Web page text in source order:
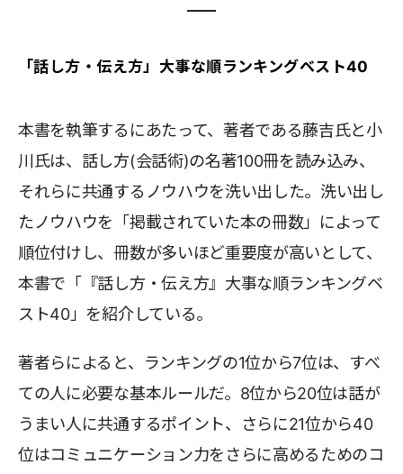
「話し方・伝え方」大事な順ランキングベスト40
本書を執筆するにあたって、著者である藤吉氏と小
川氏は、話し方(会話術)の名著100冊を読み込み、
それらに共通するノウハウを洗い出した。洗い出し
たノウハウを「掲載されていた本の冊数」によって
順位付けし、冊数が多いほど重要度が高いとして、
本書で「『話し方・伝え方』大事な順ランキングベ
スト40」を紹介している。
著者らによると、ランキングの1位から7位は、すべ
ての人に必要な基本ルールだ。8位から20位は話が
うまい人に共通するポイント、さらに21位から40
位はコミュニケーション力をさらに高めるためのコ